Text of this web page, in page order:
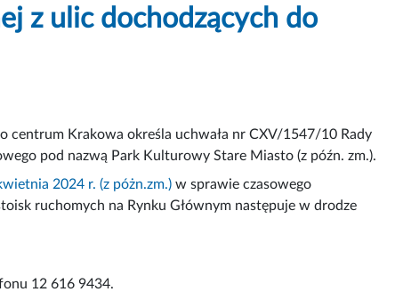
z ulic dochodzących do
centrum Krakowa określa uchwała nr CXV/1547/10 Rady
pod nazwą Park Kulturowy Stare Miasto (z późn. zm.).
2024 r. (z póżn.zm.) w sprawie czasowego
ruchomych na Rynku Głównym następuje w drodze
12 616 9434.